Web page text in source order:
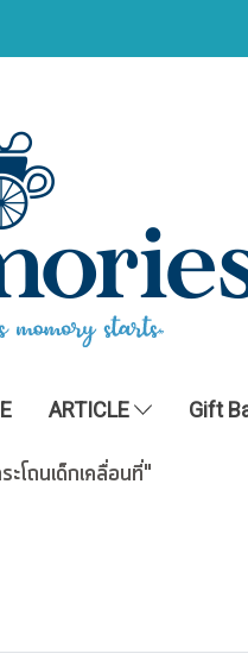
ARTICLE Gift
ถนเด็กเคลื่อนที่"